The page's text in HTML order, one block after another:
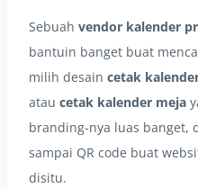
Sebuah vendor kalender
bantuin banget buat
milih desain cetak
atau cetak kalender meja
branding-nya luas banget,
sampai QR code buat
disitu.